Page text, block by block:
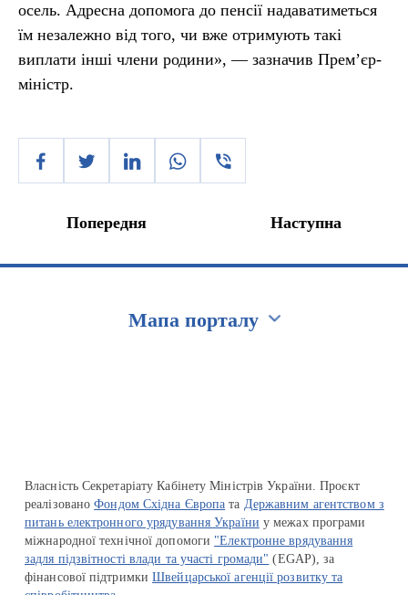
осель. Адресна допомога до пенсії надаватиметься
їм незалежно від того, чи вже отримують такі
виплати інші члени родини», — зазначив Прем’єр-
міністр.
Попередня Наступна
Мапа порталу
Власність Секретаріату Кабінету Міністрів України. Проєкт
реалізованоФондом Східна Європа та Державним агентством з
питань електронного урядування України у межах програми
міжнародної технічної допомоги "Електронне врядування
задля підзвітності влади та участі громади" (EGAP), за
фінансової підтримкиШвейцарської агенції розвитку та